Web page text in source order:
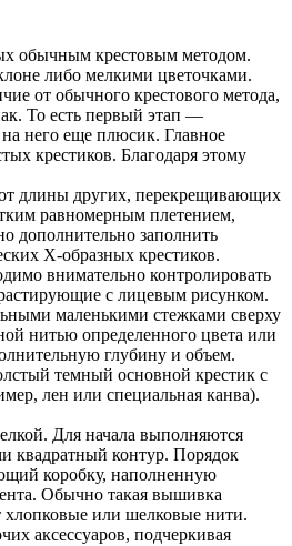
обычным крестовым методом.
либо мелкими цветочками.
от обычного крестового метода,
То есть первый этап —
на него еще плюсик. Главное
крестиков. Благодаря этому
от длины других, перекрещивающих
равномерным плетением,
дополнительно заполнить
Х-образных крестиков.
внимательно контролировать
с лицевым рисунком.
маленькими стежками сверху
нитью определенного цвета или
глубину и объем.
темный основной крестик с
лен или специальная канва).
Для начала выполняются
квадратный контур. Порядок
коробку, наполненную
Обычно такая вышивка
хлопковые или шелковые нити.
аксессуаров, подчеркивая